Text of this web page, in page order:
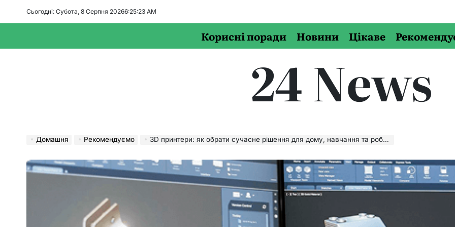
Сьогодні: Субота, 8 Серпня 20266:25:24 AM
Корисні поради Новини Цікаве
24 News
Домашня Рекомендуємо 3D принтери: як обрати сучасне рішення для дому, навчання та роботи